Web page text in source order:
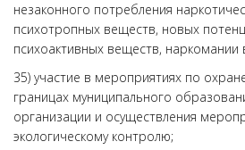
незаконного потребления
психотропных веществ, новых
психоактивных веществ, наркомании
35) участие в мероприятиях по
границах муниципального
организации и осуществления
экологическому контролю;